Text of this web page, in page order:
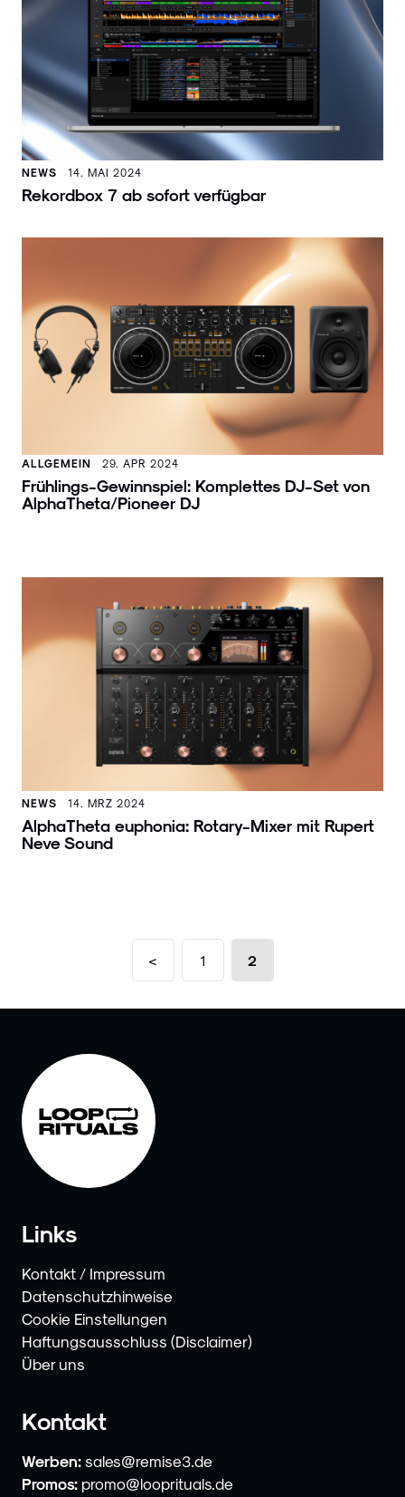
NEWS 14. MAI 2024
Rekordbox 7 ab sofort verfügbar
ALLGEMEIN 29. APR 2024
Frühlings-Gewinnspiel: Komplettes DJ-Set von
AlphaTheta/Pioneer DJ
NEWS 14. MRZ 2024
AlphaTheta euphonia: Rotary-Mixer mit Rupert
Neve Sound
< 1 2
Links
Kontakt / Impressum
Datenschutzhinweise
Cookie Einstellungen
Haftungsausschluss (Disclaimer)
Über uns
Kontakt
Werben: sales@remise3.de
Promos: promo@looprituals.de